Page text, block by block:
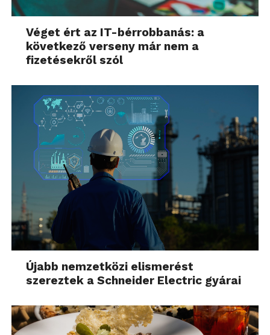
Véget ért az IT-bérrobbanás: a
következő verseny már nem a
fizetésekről szól
Újabb nemzetközi elismerést
szereztek a Schneider Electric gyárai